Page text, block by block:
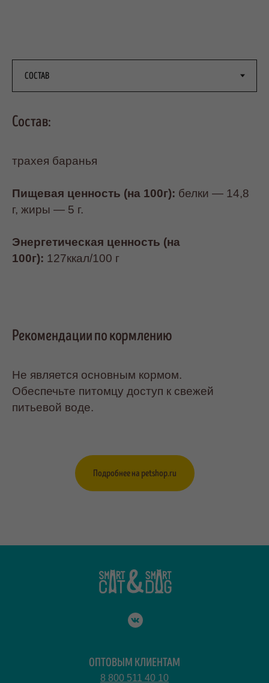
Состав:
трахея баранья
Пищевая ценность (на 100г): белки — 14,8
г, жиры — 5 г.
Энергетическая ценность (на
100г): 127ккал/100 г
Рекомендации по кормлению
Не является основным кормом.
Обеспечьте питомцу доступ к свежей
питьевой воде.
Подробнее на petshop.ru
8 800 511 40 10
ОПТОВЫМ КЛИЕНТАМ